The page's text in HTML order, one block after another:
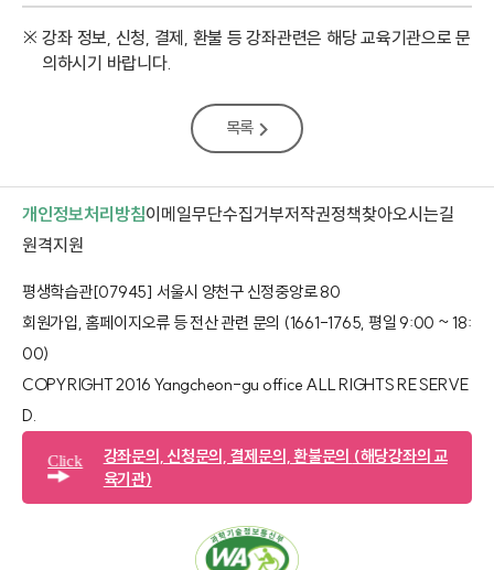
※ 강좌 정보, 신청, 결제, 환불 등 강좌관련은 해당 교육기관으로 문
의하시기 바랍니다.
목록
개인정보처리방침이메일무단수집거부저작권정책찾아오시는길
원격지원
평생학습관[07945] 서울시 양천구 신정중앙로 80
회원가입, 홈페이지오류 등 전산 관련 문의 (1661-1765, 평일 9:00 ~ 18:
00)
COPYRIGHT 2016 Yangcheon-gu office ALL RIGHTS RESERVE
D.​
Click 강좌문의, 신청문의, 결제문의, 환불문의 (해당강좌의 교
육기관)